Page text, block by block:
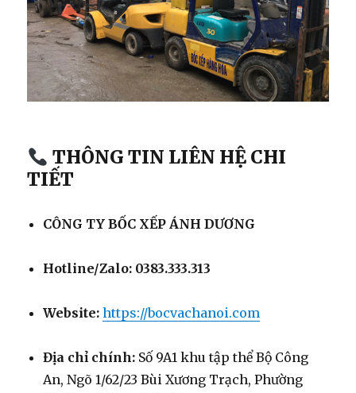
THÔNG TIN LIÊN HỆ CHI
TIẾT
CÔNG TY BỐC XẾP ÁNH DƯƠNG
Hotline/Zalo: 0383.333.313
Website: https://bocvachanoi.com
Địa chỉ chính: Số 9A1 khu tập thể Bộ Công
An, Ngõ 1/62/23 Bùi Xương Trạch, Phường